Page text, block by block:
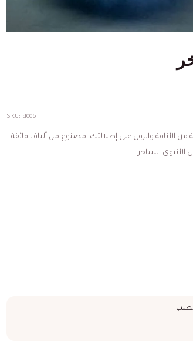
SKU: d006
والرقي على إطلالتك. مصنوع من ألياف فائقة
الأنثوي الساحر.